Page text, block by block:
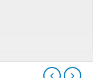
‹ ›